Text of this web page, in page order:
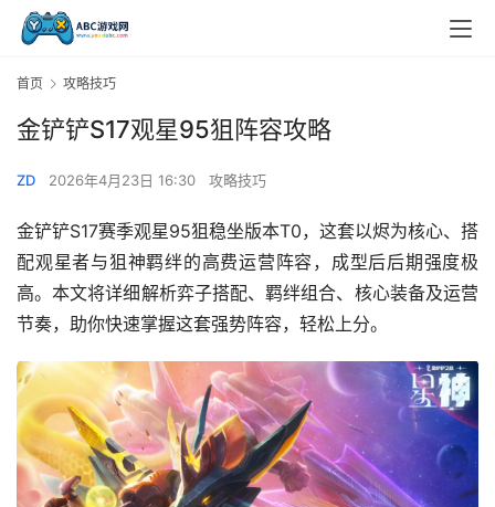
首页 攻略技巧
金铲铲S17观星95狙阵容攻略
ZD 2026年4月23日 16:30 攻略技巧
金铲铲S17赛季观星95狙稳坐版本T0，这套以烬为核心、搭
配观星者与狙神羁绊的高费运营阵容，成型后后期强度极
高。本文将详细解析弈子搭配、羁绊组合、核心装备及运营
节奏，助你快速掌握这套强势阵容，轻松上分。